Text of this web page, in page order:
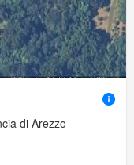
di Arezzo